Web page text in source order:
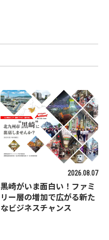
2026.08.07
黒崎がいま面白い！ファミ
リー層の増加で広がる新た
なビジネスチャンス